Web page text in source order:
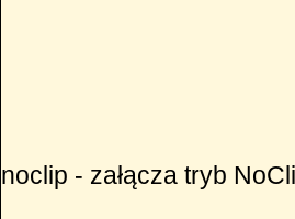
noclip - załącza tryb